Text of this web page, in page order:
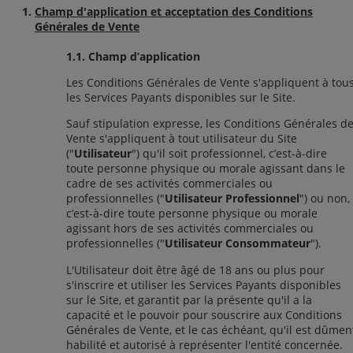
Champ d'application et acceptation des Conditions
Générales de Vente
1.1. Champ d’application
Les Conditions Générales de Vente s'appliquent à
les Services Payants disponibles sur le Site.
Sauf stipulation expresse, les Conditions Générales de
Vente s'appliquent à tout utilisateur du Site
("Utilisateur") qu'il soit professionnel, c’est-à-dire
toute personne physique ou morale agissant dans le
cadre de ses activités commerciales ou
professionnelles ("Utilisateur Professionnel") ou non,
c’est-à-dire toute personne physique ou morale
agissant hors de ses activités commerciales ou
professionnelles ("Utilisateur Consommateur").
L'Utilisateur doit être âgé de 18 ans ou plus pour
s'inscrire et utiliser les Services Payants disponibles
sur le Site, et garantit par la présente qu'il a la
capacité et le pouvoir pour souscrire aux Conditions
Générales de Vente, et le cas échéant, qu'il est
habilité et autorisé à représenter l'entité concernée.